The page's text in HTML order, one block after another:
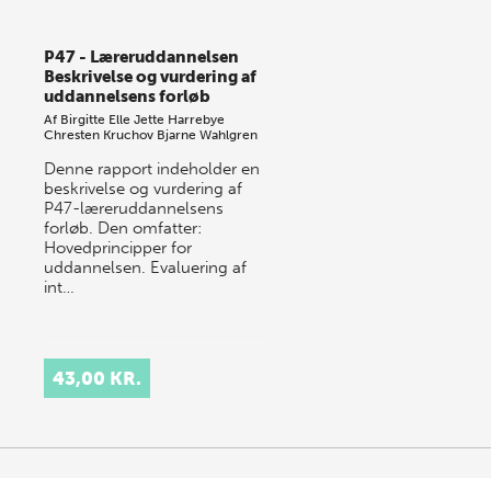
P47 - Læreruddannelsen
Beskrivelse og vurdering af
uddannelsens forløb
Af Birgitte Elle Jette Harrebye
Chresten Kruchov Bjarne Wahlgren
Denne rapport indeholder en
beskrivelse og vurdering af
P47-læreruddannelsens
forløb. Den omfatter:
Hovedprincipper for
uddannelsen. Evaluering af
int…
43,00 KR.